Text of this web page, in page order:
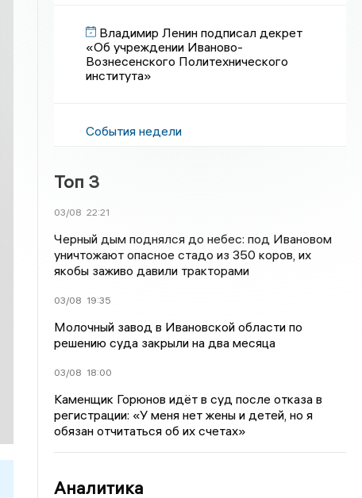
Владимир Ленин подписал декрет
«Об учреждении Иваново-
Вознесенского Политехнического
института»
События недели
Топ 3
03/08 22:21
Черный дым поднялся до небес: под Ивановом
уничтожают опасное стадо из 350 коров, их
якобы заживо давили тракторами
03/08 19:35
Молочный завод в Ивановской области по
решению суда закрыли на два месяца
03/08 18:00
Каменщик Горюнов идёт в суд после отказа в
регистрации: «У меня нет жены и детей, но я
обязан отчитаться об их счетах»
Аналитика